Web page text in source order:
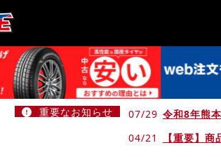
重要なお知らせ 07/29 令和8年熊
04/21
【重要】